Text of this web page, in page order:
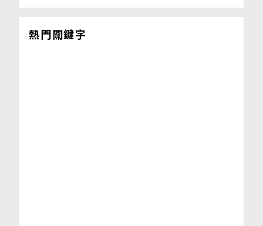
熱門關鍵字